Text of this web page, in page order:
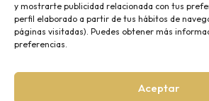
y mostrarte publicidad relacionada con tus
perfil elaborado a partir de tus hábitos de
páginas visitadas). Puedes obtener más
preferencias.
Aceptar
Eventos
Blog
Política de